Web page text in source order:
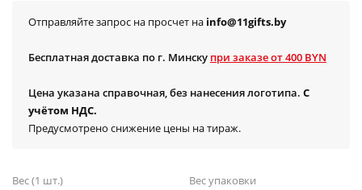
Отправляйте запрос на просчет на info@11gifts.by
Бесплатная доставка по г. Минску при заказе от 400 BYN
Цена указана справочная, без нанесения логотипа. С
учётом НДС.
Предусмотрено снижение цены на тираж.
Вес (1 шт.) Вес упаковки